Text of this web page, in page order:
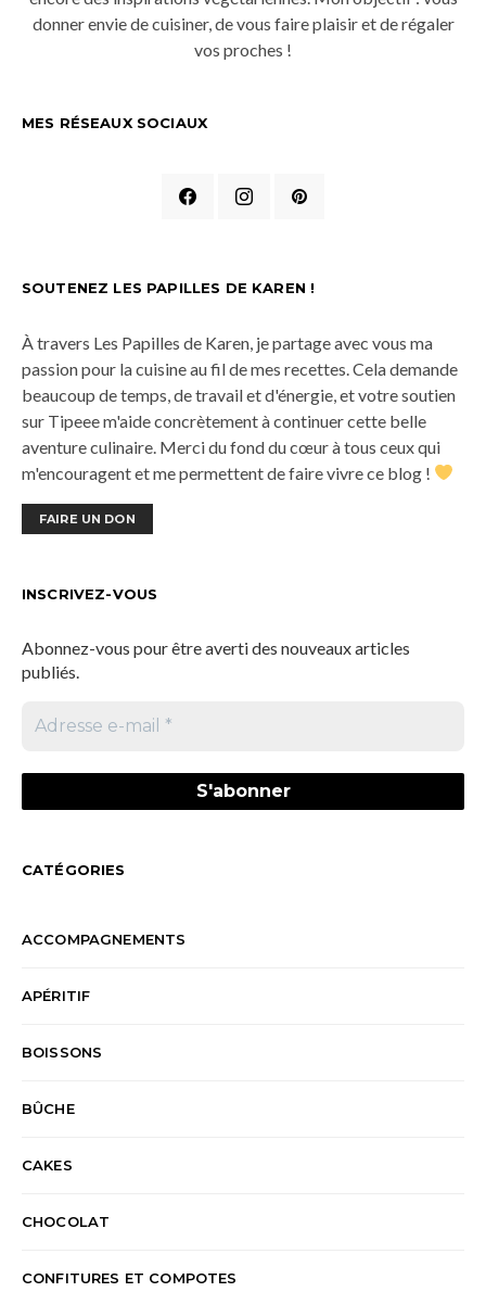
donner envie de cuisiner, de vous faire plaisir et de régaler
vos proches !
MES RÉSEAUX SOCIAUX
SOUTENEZ LES PAPILLES DE KAREN !
À travers Les Papilles de Karen, je partage avec vous ma
passion pour la cuisine au fil de mes recettes. Cela demande
beaucoup de temps, de travail et d'énergie, et votre soutien
sur Tipeee m'aide concrètement à continuer cette belle
aventure culinaire. Merci du fond du cœur à tous ceux qui
m'encouragent et me permettent de faire vivre ce blog !
FAIRE UN DON
INSCRIVEZ-VOUS
Abonnez-vous pour être averti des nouveaux articles
publiés.
CATÉGORIES
ACCOMPAGNEMENTS
APÉRITIF
BOISSONS
BÛCHE
CAKES
CHOCOLAT
CONFITURES ET COMPOTES